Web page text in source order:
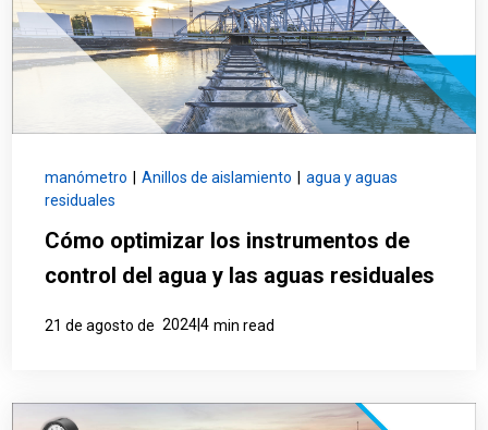
manómetro Anillos de aislamiento
agua y aguas
residuales
Cómo optimizar los instrumentos de
control del agua y las aguas residuales
21 de agosto de 2024|4 min read